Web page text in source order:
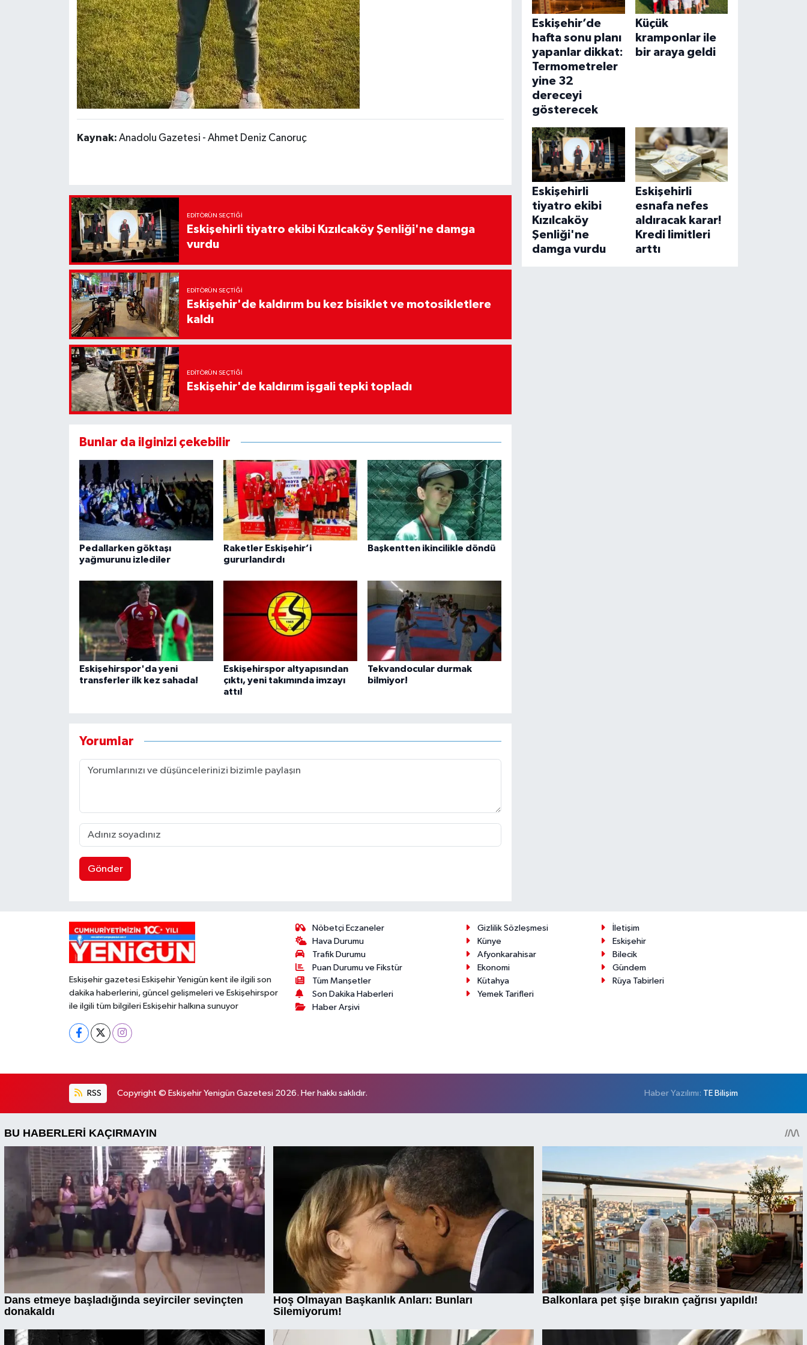
Kaynak: Anadolu Gazetesi - Ahmet Deniz Canoruç
EDITÖRÜN SEÇTIĞI
Eskişehirli tiyatro ekibi Kızılcaköy Şenliği'ne damga
vurdu
EDITÖRÜN SEÇTIĞI
Eskişehir'de kaldırım bu kez bisiklet ve motosikletlere
kaldı
EDITÖRÜN SEÇTIĞI
Eskişehir'de kaldırım işgali tepki topladı
Bunlar da ilginizi çekebilir
Pedallarken göktaşı
yağmurunu izlediler
Raketler Eskişehir’i
gururlandırdı
Başkentten ikincilikle döndü
Eskişehirspor'da yeni
transferler ilk kez sahada!
Eskişehirspor altyapısından
çıktı, yeni takımında imzayı
attı!
Tekvandocular durmak
bilmiyor!
Yorumlar
Gönder
Eskişehir’de
hafta sonu planı
yapanlar dikkat:
Termometreler
yine 32
dereceyi
gösterecek
Küçük
kramponlar ile
bir araya geldi
Eskişehirli
tiyatro ekibi
Kızılcaköy
Şenliği'ne
damga vurdu
Eskişehirli
esnafa nefes
aldıracak karar!
Kredi limitleri
arttı
Eskişehir gazetesi Eskişehir Yenigün kent ile ilgili son
dakika haberlerini, güncel gelişmeleri ve Eskişehirspor
ile ilgili tüm bilgileri Eskişehir halkına sunuyor
Nöbetçi Eczaneler
Hava Durumu
Trafik Durumu
Puan Durumu ve Fikstür
Tüm Manşetler
Son Dakika Haberleri
Haber Arşivi
Gizlilik Sözleşmesi
İletişim
Künye
Eskişehir
Afyonkarahisar
Bilecik
Ekonomi
Gündem
Kütahya
Rüya Tabirleri
Yemek Tarifleri
RSS Copyright © Eskişehir Yenigün Gazetesi 2026. Her hakkı saklıdır. Haber Yazılımı: TE Bilişim